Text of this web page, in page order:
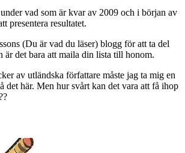
vad som är kvar av 2009 och i början av
presentera resultatet.
(Du är vad du läser) blogg för att ta del
är det bara att maila din lista till honom.
av utländska författare måste jag ta mig en
det här. Men hur svårt kan det vara att få ihop